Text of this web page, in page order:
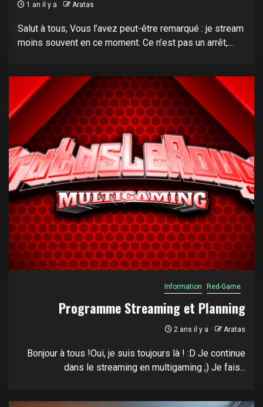
1 an il y a Aratas
Salut à tous, Vous l’avez peut-être remarqué : je stream
moins souvent en ce moment. Ce n’est pas un arrêt,...
Information Red-Game
Programme Streaming et Planning
2 ans il y a Aratas
Bonjour à tous !Oui, je suis toujours là ! :D Je continue
dans le streaming en multigaming ;) Je fais...